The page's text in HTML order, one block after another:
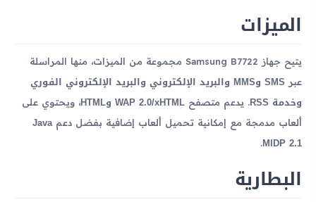
الميزات
يتيح جهاز Samsung B7722 مجموعة من الميزات، منها المراسلة
عبر
SMS وMMS والبريد الإلكتروني والبريد الإلكتروني الفوري
وخدمة RSS
. يدعم متصفح WAP 2.0/xHTML وHTML
، ويحتوي على
ألعاب مدمجة مع إمكانية تحميل ألعاب إضافية بفضل دعم Java
MIDP 2.1
.
البطارية